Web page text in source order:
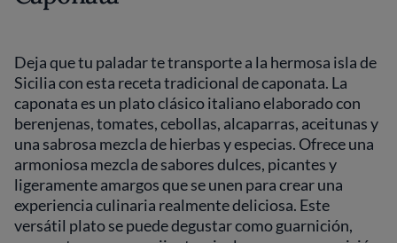
Deja que tu paladar te transporte a la hermosa isla de
Sicilia con esta receta tradicional de caponata. La
caponata es un plato clásico italiano elaborado con
berenjenas, tomates, cebollas, alcaparras, aceitunas y
una sabrosa mezcla de hierbas y especias. Ofrece una
armoniosa mezcla de sabores dulces, picantes y
ligeramente amargos que se unen para crear una
experiencia culinaria realmente deliciosa. Este
versátil plato se puede degustar como guarnición,